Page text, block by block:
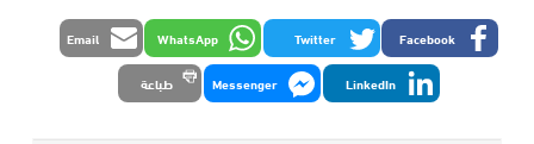
Facebook
Twitter
WhatsApp
Email
LinkedIn
Messenger طباعة